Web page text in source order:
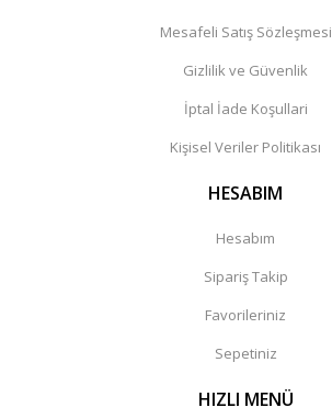
Mesafeli Satış Sözleşmesi
Gizlilik ve Güvenlik
İptal İade Koşullari
Kişisel Veriler Politikası
HESABIM
Hesabım
Sipariş Takip
Favorileriniz
Sepetiniz
HIZLI MENÜ